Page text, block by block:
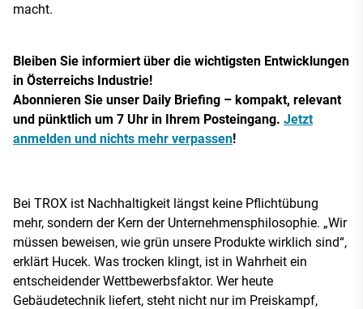
macht.
Bleiben Sie informiert über die wichtigsten Entwicklungen
in Österreichs Industrie!
Abonnieren Sie unser Daily Briefing – kompakt, relevant
und pünktlich um 7 Uhr in Ihrem Posteingang. Jetzt
anmelden und nichts mehr verpassen!
Bei TROX ist Nachhaltigkeit längst keine Pflichtübung
mehr, sondern der Kern der Unternehmensphilosophie. „Wir
müssen beweisen, wie grün unsere Produkte wirklich sind“,
erklärt Hucek. Was trocken klingt, ist in Wahrheit ein
entscheidender Wettbewerbsfaktor. Wer heute
Gebäudetechnik liefert, steht nicht nur im Preiskampf,